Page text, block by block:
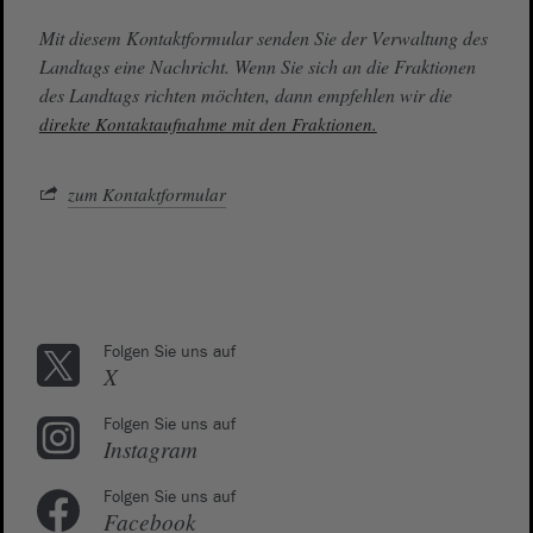
Mit diesem Kontaktformular senden Sie der Verwaltung des
Landtags eine Nachricht. Wenn Sie sich an die Fraktionen
des Landtags richten möchten, dann empfehlen wir die
direkte Kontaktaufnahme mit den Fraktionen.
zum Kontaktformular
Folgen Sie uns auf
X
Folgen Sie uns auf
Instagram
Folgen Sie uns auf
Facebook